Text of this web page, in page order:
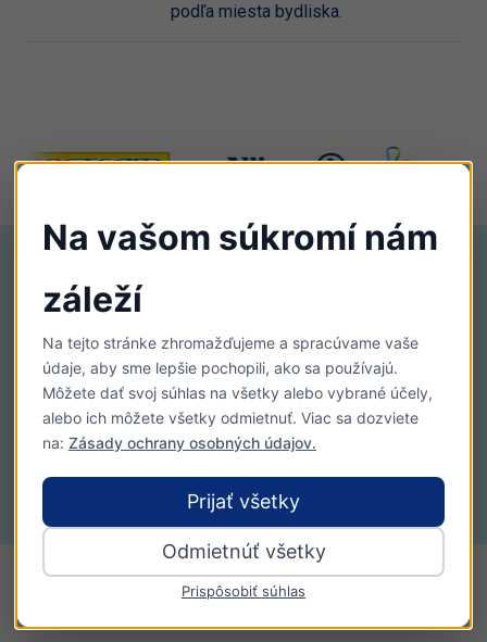
podľa miesta bydliska.
Chcem pomôcť
info@detska-chirurgia.sk
+421 948 035 425
Bratislava, Slovensko
SOCIÁLNE SIETE
Copyright © 2024 DETSKÁ CHIRURGIA – OZ SLNIEČKO
NA CESTE!
Na vašom súkromí nám
záleží
Na tejto stránke zhromažďujeme a spracúvame vaše
údaje, aby sme lepšie pochopili, ako sa používajú.
Môžete dať svoj súhlas na všetky alebo vybrané účely,
alebo ich môžete všetky odmietnuť. Viac sa dozviete
na: Zásady ochrany osobných údajov.
Prispôsobiť súhlas
Odmietnúť všetky
Prijať všetky